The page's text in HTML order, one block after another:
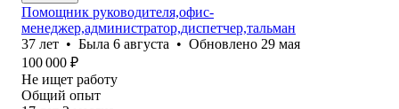
Помощник руководителя,офис-
менеджер,администратор,диспетчер,тальман
37 лет • Была 6 августа • Обновлено 29 мая
100 000 ₽
Не ищет работу
Общий опыт